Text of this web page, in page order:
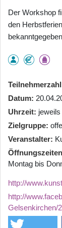
Der Workshop
den
Teilnehmerzahl
Datum
Uhrzeit
Zielgruppe
Veranstalter
Öffnungszeiten
Montag bis
http://
http://
Gelsenkirchen/